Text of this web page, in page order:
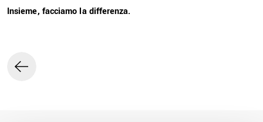
Insieme, facciamo la differenza.